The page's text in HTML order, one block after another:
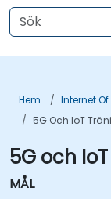
Hem
Internet
5G Och IoT
5G och
MÅL